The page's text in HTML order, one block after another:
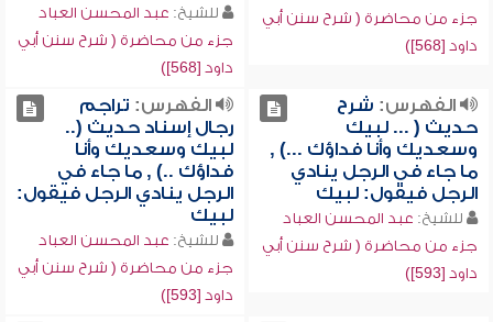
جزء من محاضرة ( شرح سنن أبي
داود [568])
للشيخ: عبد المحسن العباد
جزء من محاضرة ( شرح سنن أبي
داود [568])
الفهرس: شرح
حديث ( ... لبيك
وسعديك وأنا فداؤك ...) ,
ما جاء في الرجل ينادي
الرجل فيقول: لبيك
للشيخ: عبد المحسن العباد
جزء من محاضرة ( شرح سنن أبي
داود [593])
الفهرس: تراجم
رجال إسناد حديث (..
لبيك وسعديك وأنا
فداؤك ..) , ما جاء في
الرجل ينادي الرجل فيقول:
لبيك
للشيخ: عبد المحسن العباد
جزء من محاضرة ( شرح سنن أبي
داود [593])